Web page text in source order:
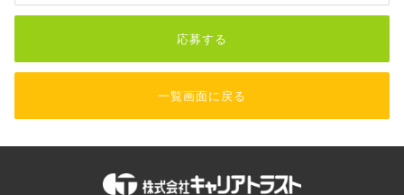
応募する
一覧画面に戻る